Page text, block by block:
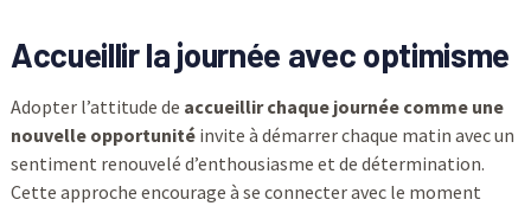
Accueillir la journée avec optimisme
Adopter l’attitude de accueillir chaque journée comme une
nouvelle opportunitéinvite à démarrer chaque matin avec un
sentiment renouvelé d’enthousiasme et de détermination.
Cette approche encourage à se connecter avec le moment